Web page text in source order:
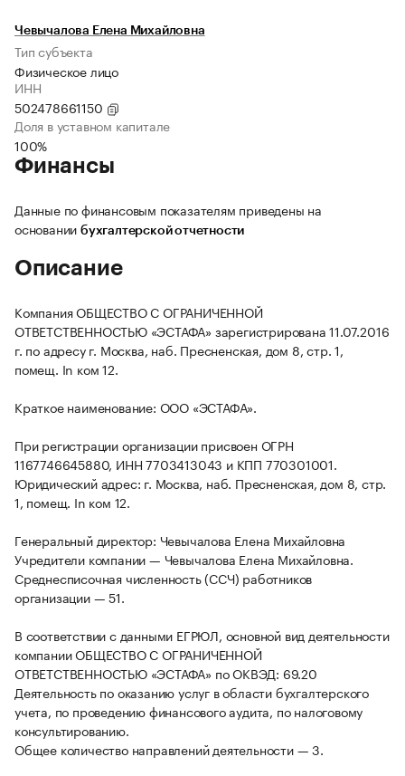
Чевычалова Елена Михайловна
Тип субъекта
Физическое лицо
ИНН
502478661150
Доля в уставном капитале
100%
Финансы
Данные по финансовым показателям приведены на
основании бухгалтерской отчетности
Описание
Компания ОБЩЕСТВО С ОГРАНИЧЕННОЙ
ОТВЕТСТВЕННОСТЬЮ «ЭСТАФА» зарегистрирована 11.07.2016
г. по адресу г. Москва, наб. Пресненская, дом 8, стр. 1,
помещ. In ком 12.
Краткое наименование: ООО «ЭСТАФА».
При регистрации организации присвоен ОГРН
1167746645880, ИНН 7703413043 и КПП 770301001.
Юридический адрес: г. Москва, наб. Пресненская, дом 8, стр.
1, помещ. In ком 12.
Генеральный директор: Чевычалова Елена Михайловна
Учредители компании — Чевычалова Елена Михайловна.
Среднесписочная численность (ССЧ) работников
организации — 51.
В соответствии с данными ЕГРЮЛ, основной вид деятельности
компании ОБЩЕСТВО С ОГРАНИЧЕННОЙ
ОТВЕТСТВЕННОСТЬЮ «ЭСТАФА» по ОКВЭД: 69.20
Деятельность по оказанию услуг в области бухгалтерского
учета, по проведению финансового аудита, по налоговому
консультированию.
Общее количество направлений деятельности — 3.